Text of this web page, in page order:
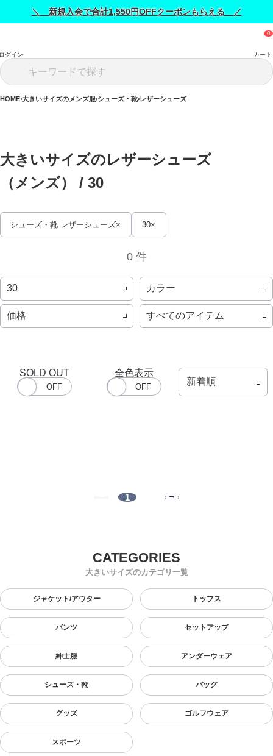
＼ 新規入会で合計1,550円OFFクーポンもらえる ／
グイン カート
HOME 大きいサイズのメンズ服 シューズ・靴 レザーシューズ
大きいサイズのレザーシューズ
（メンズ） / 30
シューズ・靴 レザーシューズ 30
0 件
30 カラー
価格 すべてのアイテム
SOLD OUT 全色表示
1
大きいサイズのカテゴリ一覧
ジャケット/アウター トップス
パンツ セットアップ
紳士服 アンダーウェア
シューズ・靴 バッグ
グッズ ゴルフウェア
スポーツ